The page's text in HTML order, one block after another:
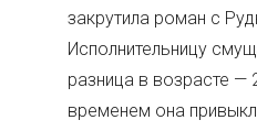
закрутила роман с
Исполнительницу
разница в возрасте —
временем она